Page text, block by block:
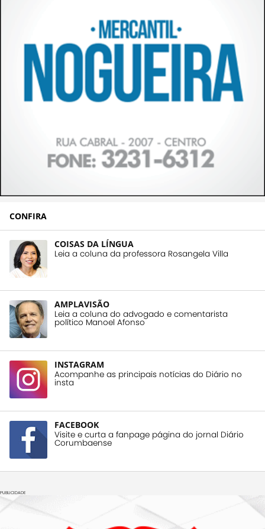
CONFIRA
COISAS DA LÍNGUA
Leia a coluna da professora Rosangela Villa
AMPLAVISÃO
Leia a coluna do advogado e comentarista
político Manoel Afonso
INSTAGRAM
Acompanhe as principais notícias do Diário no
insta
FACEBOOK
Visite e curta a fanpage página do jornal Diário
Corumbaense
PUBLICIDADE